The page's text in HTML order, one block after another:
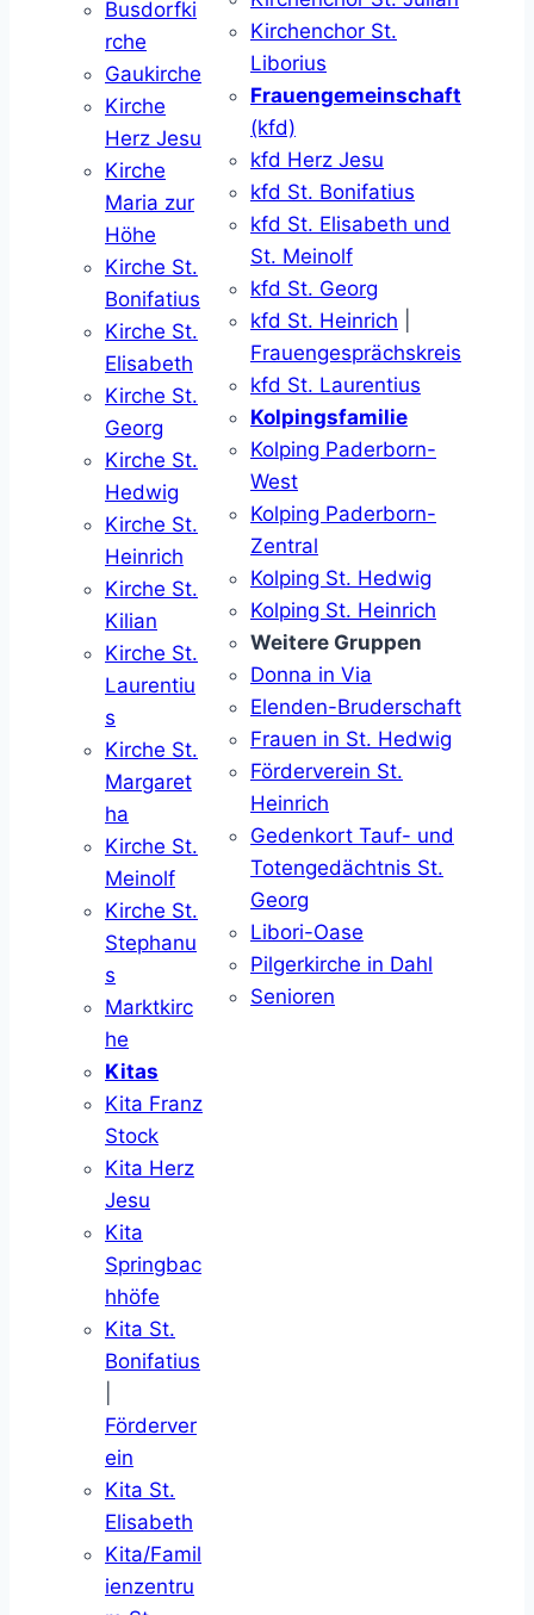
Busdorfki
rche
Gaukirche
Kirche
Herz Jesu
Kirche
Maria zur
Höhe
Kirche St.
Bonifatius
Kirche St.
Elisabeth
Kirche St.
Georg
Kirche St.
Hedwig
Kirche St.
Heinrich
Kirche St.
Kilian
Kirche St.
Laurentiu
s
Kirche St.
Margaret
ha
Kirche St.
Meinolf
Kirche St.
Stephanu
s
Marktkirc
he
Kitas
Kita Franz
Stock
Kita Herz
Jesu
Kita
Springbac
hhöfe
Kita St.
Bonifatius
Förderver
ein
Kita St.
Elisabeth
Kita/Famil
ienzentru
Kirchenchor St.
Liborius
Frauengemeinschaft
(kfd)
kfd Herz Jesu
kfd St. Bonifatius
kfd St. Elisabeth und
St. Meinolf
kfd St. Georg
kfd St. Heinrich
Frauengesprächskreis
kfd St. Laurentius
Kolpingsfamilie
Kolping Paderborn-
West
Kolping Paderborn-
Zentral
Kolping St. Hedwig
Kolping St. Heinrich
Weitere Gruppen
Donna in Via
Elenden-Bruderschaft
Frauen in St. Hedwig
Förderverein St.
Heinrich
Gedenkort Tauf- und
Totengedächtnis St.
Georg
Libori-Oase
Pilgerkirche in Dahl
Senioren